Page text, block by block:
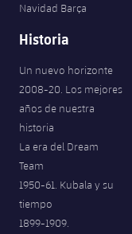
Navidad Barça
Historia
Un nuevo horizonte
2008-20. Los mejores
años de nuestra
historia
La era del Dream
Team
1950-61. Kubala y su
tiempo
1899-1909.